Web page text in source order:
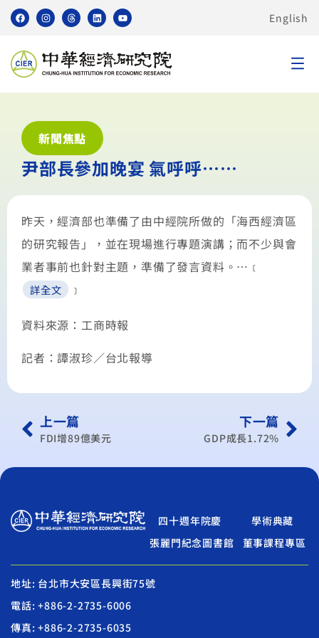
English
新聞焦點
尹部長參加晚宴 氣呼呼……
昨天，經濟部也準備了由中經院所做的「海西經濟區
的研究報告」，並在現場進行專題演講；而不少與會
業者事前也針對主題，準備了發言資料。…﹝
詳全文 ﹞
資料來源：工商時報
記者：譚淑珍／台北報導
上一篇
FDI增89億美元
下一篇
GDP成長1.72%
四十週年院慶
學術典藏
張麗門紀念圖書館
董事課程專區
地址: 台北市大安區長興街75號
電話: +886-2-2735-6006
傳真: +886-2-2735-6035